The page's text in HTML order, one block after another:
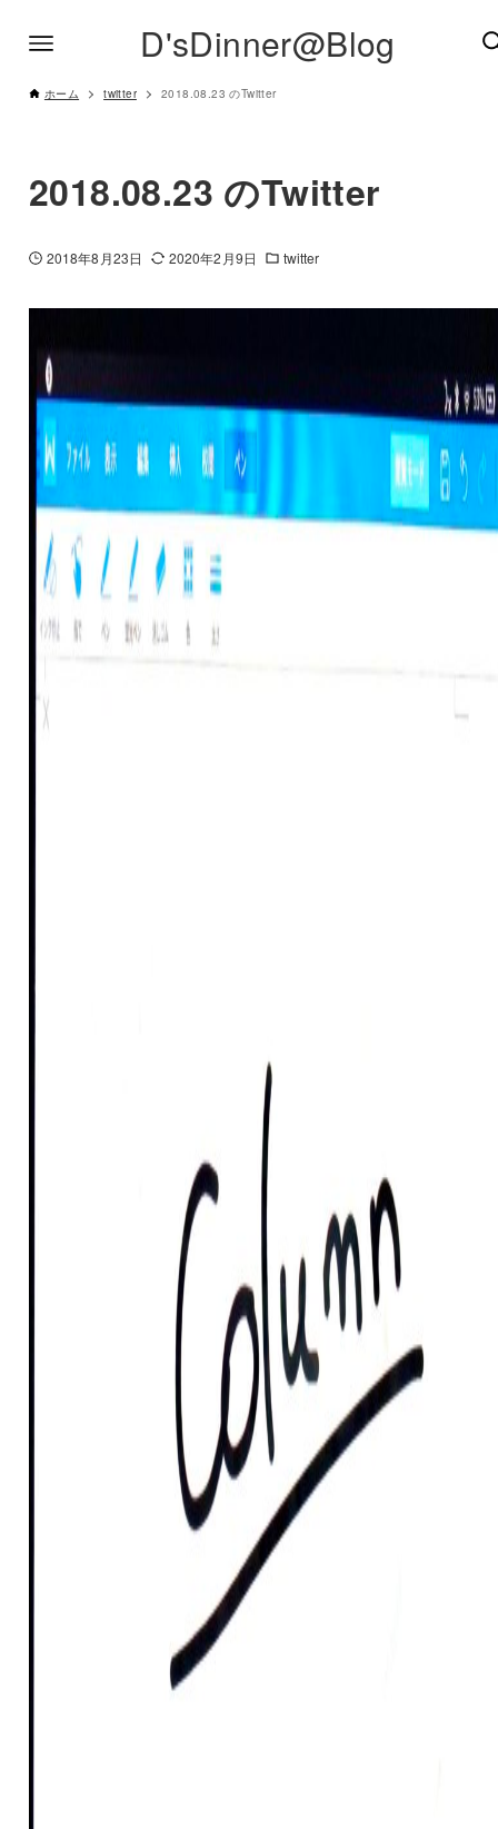
D'sDinner@Blog
ホーム twitter 2018.08.23 のTwitter
2018.08.23 のTwitter
2018年8月23日 2020年2月9日 twitter